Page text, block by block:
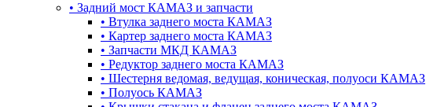
• Задний мост КАМАЗ и запчасти
• Втулка заднего моста КАМАЗ
• Картер заднего моста КАМАЗ
• Запчасти МКД КАМАЗ
• Редуктор заднего моста КАМАЗ
• Шестерня ведомая, ведущая, коническая, полуоси КАМАЗ
• Полуось КАМАЗ